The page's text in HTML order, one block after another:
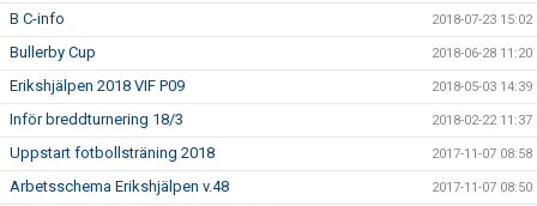
B C-info 2018-07-23 15:02
Bullerby Cup 2018-06-28 11:20
Erikshjälpen 2018 VIF P09 2018-05-03 14:39
Inför breddturnering 18/3 2018-02-22 11:37
Uppstart fotbollsträning 2018 2017-11-07 08:58
Arbetsschema Erikshjälpen v.48 2017-11-07 08:50